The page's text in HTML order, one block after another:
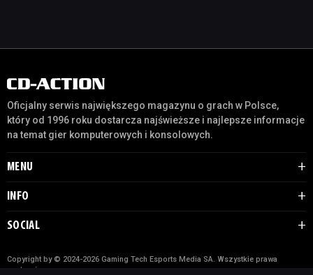
Oficjalny serwis największego magazynu o grach w Polsce,
który od 1996 roku dostarcza najświeższe i najlepsze informacje
na temat gier komputerowych i konsolowych.
MENU
INFO
SOCIAL
Copyright by © 2024-2026 Gaming Tech Esports Media SA. Wszystkie prawa
zastrzeżone.